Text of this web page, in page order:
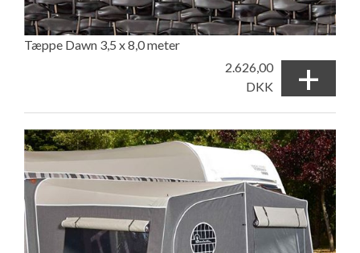
Tæppe Dawn 3,5 x 8,0 meter
2.626,00
DKK
+